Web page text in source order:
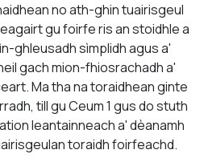
no ath-ghin tuairisgeul
gu foirfe ris an stoidhle a
ghleusadh sìmplidh agus a'
gach mion-fhiosrachadh a'
Ma tha na toraidhean ginte
till gu Ceum 1 gus do stuth
leantainneach a' dèanamh
toraidh foirfeachd.